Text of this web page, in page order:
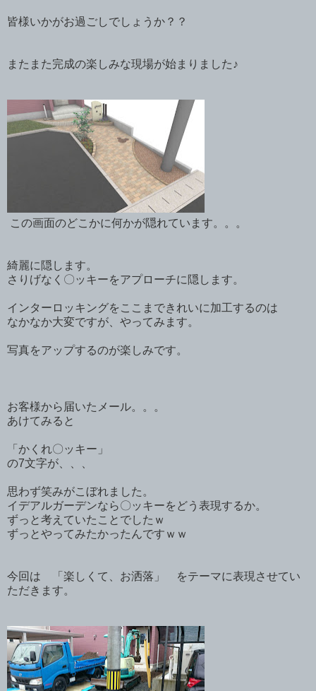
皆様いかがお過ごしでしょうか？？
またまた完成の楽しみな現場が始まりました♪
この画面のどこかに何かが隠れています。。。
綺麗に隠します。
さりげなく〇ッキーをアプローチに隠します。
インターロッキングをここまできれいに加工するのは
なかなか大変ですが、やってみます。
写真をアップするのが楽しみです。
お客様から届いたメール。。。
あけてみると
「かくれ〇ッキー」
の7文字が、、、
思わず笑みがこぼれました。
イデアルガーデンなら〇ッキーをどう表現するか。
ずっと考えていたことでしたｗ
ずっとやってみたかったんですｗｗ
今回は 「楽しくて、お洒落」 をテーマに表現させてい
ただきます。